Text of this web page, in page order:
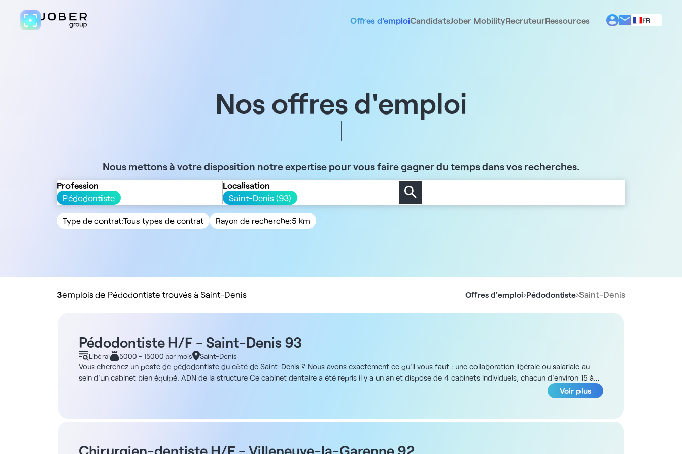
Offres d'emploiCandidatsJober MobilityRecruteurRessources
FR
Nos offres d'emploi
Nous mettons à votre disposition notre expertise pour vous faire gagner du temps dans vos recherches.
Profession
Pédodontiste
Localisation
Saint-Denis (93)
Type de contrat:Tous types de contrat
Rachat de cabinet
Rayon de recherche:5 km
50 km
3emplois de Pédodontiste trouvés à Saint-Denis Offres d'emploi›Pédodontiste›Saint-Denis
Pédodontiste H/F - Saint-Denis 93
Libéral 5000 - 15000 par mois Saint-Denis
Vous cherchez un poste de pédodontiste du côté de Saint-Denis ? Nous avons exactement ce qu'il vous faut : une collaboration libérale ou salariale au
sein d'un cabinet bien équipé. ADN de la structure Ce cabinet dentaire a été repris il y a un an et dispose de 4 cabinets individuels, chacun d'environ 15 à
20 m². Les locaux comprennent également une salle d'attente, une salle de stérilisation et un bloc de chirurgie. Le plateau technique est complet avec,
entre autres, radio panoramique, céphalométrie et Cone Beam. Un parking réservé aux praticiens facilite la venue au cabinet et l'implantation dans le
pédodontie - Gestion comportementale de l'enfant et communication adaptée avec les familles - Collaboration avec les autres praticiens - Utilisation du
rétrocession de 55% brut du CA avec frais de prothèses à la charge du praticien ou de 40% si les prothèses sont à la charge de la structure. En cas de
Voir plus
Chirurgien-dentiste H/F - Villeneuve-la-Garenne 92